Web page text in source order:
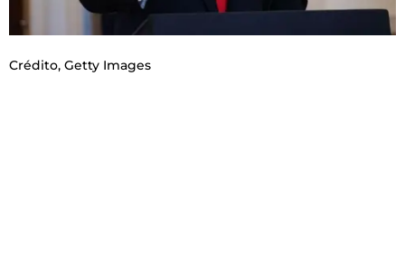
Crédito, Getty Images